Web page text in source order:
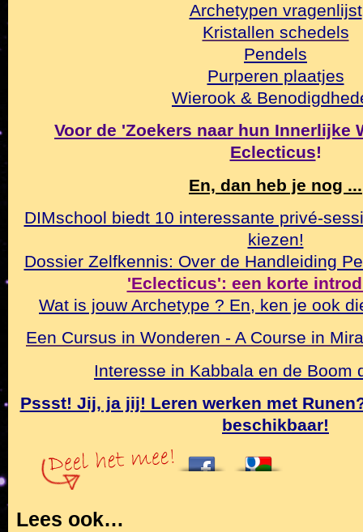
Archetypen vragenlijst
Kristallen schedels
Pendels
Purperen plaatjes
Wierook &
Voor de 'Zoekers naar hun Innerlijke
Eclecticus!
En, dan heb je nog ...
DIMschool biedt 10 interessante privé-
kiezen!
Dossier Zelfkennis: Over de Handleiding
'Eclecticus': een korte
Wat is jouw Archetype ? En, ken je ook
Een Cursus in Wonderen - A Course in
Interesse in Kabbala en de Boom
Pssst! Jij, ja jij! Leren werken met
beschikbaar!
Lees ook…